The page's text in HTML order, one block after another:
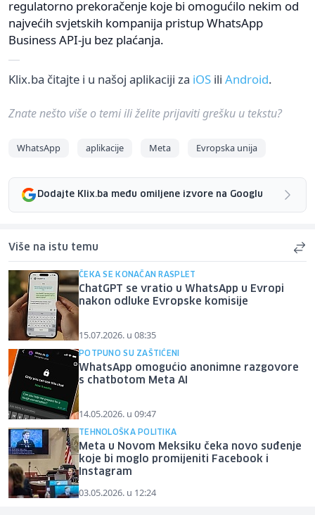
regulatorno prekoračenje koje bi omogućilo nekim od
najvećih svjetskih kompanija pristup WhatsApp
Business API-ju bez plaćanja.
Klix.ba čitajte i u našoj aplikaciji za iOS ili Android.
Znate nešto više o temi ili želite prijaviti grešku u tekstu?
WhatsApp aplikacije Meta Evropska unija
Dodajte Klix.ba među omiljene izvore na Googlu
Više na istu temu
ČEKA SE KONAČAN RASPLET
ChatGPT se vratio u WhatsApp u Evropi
nakon odluke Evropske komisije
15.07.2026. u 08:35
POTPUNO SU ZAŠTIĆENI
WhatsApp omogućio anonimne razgovore
s chatbotom Meta AI
14.05.2026. u 09:47
TEHNOLOŠKA POLITIKA
Meta u Novom Meksiku čeka novo suđenje
koje bi moglo promijeniti Facebook i
Instagram
03.05.2026. u 12:24